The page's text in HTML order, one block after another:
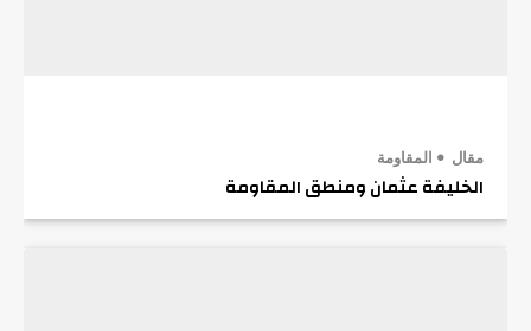
مقال المقاومة
الخليفة عثمان ومنطق المقاومة